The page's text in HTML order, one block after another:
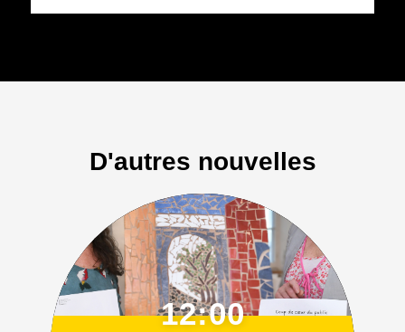
D'autres nouvelles
12:00